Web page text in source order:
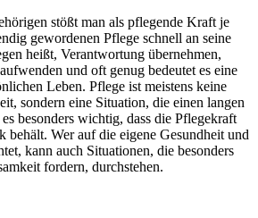
stößt man als pflegende Kraft je
gewordenen Pflege schnell an seine
heißt, Verantwortung übernehmen,
und oft genug bedeutet es eine
Leben. Pflege ist meistens keine
sondern eine Situation, die einen langen
besonders wichtig, dass die Pflegekraft
behält. Wer auf die eigene Gesundheit und
kann auch Situationen, die besonders
fordern, durchstehen.